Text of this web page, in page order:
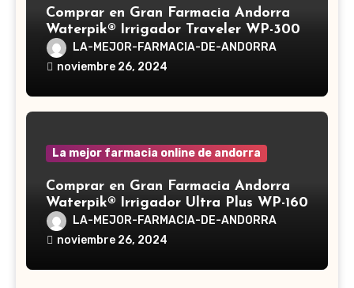
Comprar en Gran Farmacia Andorra
Waterpik® Irrigador Traveler WP-300
LA-MEJOR-FARMACIA-DE-ANDORRA
noviembre 26, 2024
La mejor farmacia online de andorra
Comprar en Gran Farmacia Andorra
Waterpik® Irrigador Ultra Plus WP-160
LA-MEJOR-FARMACIA-DE-ANDORRA
noviembre 26, 2024